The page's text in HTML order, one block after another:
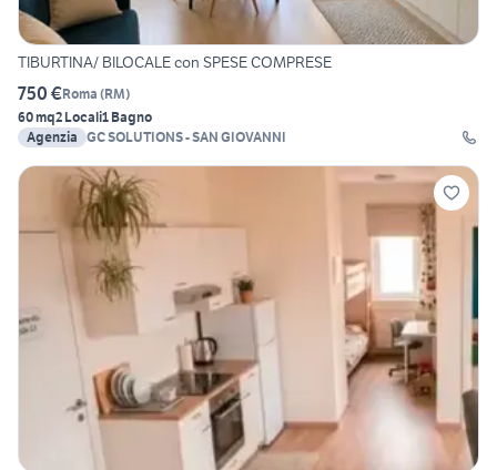
TIBURTINA/ BILOCALE con SPESE COMPRESE
750 €Roma (RM)
60 mq2 Locali1 Bagno
Agenzia GC SOLUTIONS - SAN GIOVANNI